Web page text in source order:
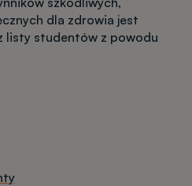
dla zdrowia jest
listy studentów z powodu